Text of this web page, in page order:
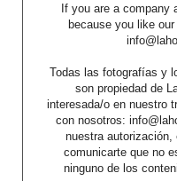
If you are a company
because you like
Todas las fotografías y
son propiedad de
interesada/o en nuestro
con nosotros:
nuestra autorización,
comunicarte que no
ninguno de los